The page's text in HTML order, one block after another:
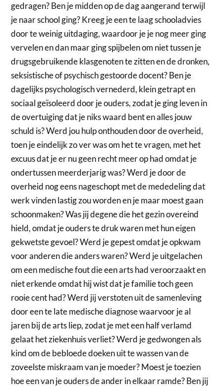
gedragen? Ben je midden op de dag aangerand terwijl
je naar school ging? Kreeg je een te laag schooladvies
door te weinig uitdaging, waardoor je je nog meer ging
vervelen en dan maar ging spijbelen om niet tussen je
drugsgebruikende klasgenoten te zitten en de dronken,
seksistische of psychisch gestoorde docent? Ben je
dagelijks psychologisch vernederd, klein getrapt en
sociaal geïsoleerd door je ouders, zodat je ging leven in
de overtuiging dat je niks waard bent en alles jouw
schuld is? Werd jou hulp onthouden door de overheid,
toen je eindelijk zo ver was om het te vragen, met het
excuus dat je er nu geen recht meer op had omdat je
ondertussen meerderjarig was? Werd je door de
overheid nog eens nageschopt met de mededeling dat
werk vinden lastig zou worden en je maar moest gaan
schoonmaken? Was jij degene die het gezin overeind
hield, omdat je ouders te druk waren met hun eigen
gekwetste gevoel? Werd je gepest omdat je opkwam
voor anderen die anders waren? Werd je uitgelachen
om een medische fout die een arts had veroorzaakt en
niet erkende omdat hij wist dat je familie toch geen
rooie cent had? Werd jij verstoten uit de samenleving
door een te late medische diagnose waarvoor je al
jaren bij de arts liep, zodat je met een half verlamd
gelaat het ziekenhuis verliet? Werd je gedwongen als
kind om de bebloede doeken uit te wassen van de
zoveelste miskraam van je moeder? Moest je toezien
hoe een van je ouders de ander in elkaar ramde? Ben jij